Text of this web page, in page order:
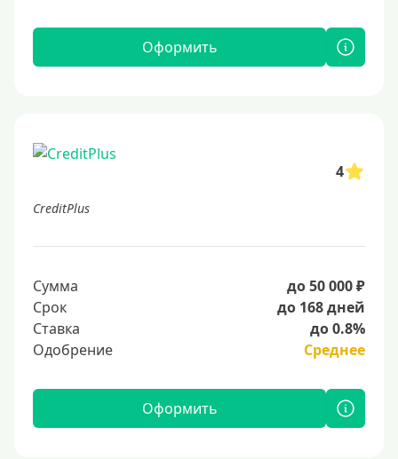
Оформить
4
CreditPlus
Сумма
до 50 000 ₽
Срок
до 168 дней
Ставка
до 0.8%
Одобрение
Среднее
Оформить